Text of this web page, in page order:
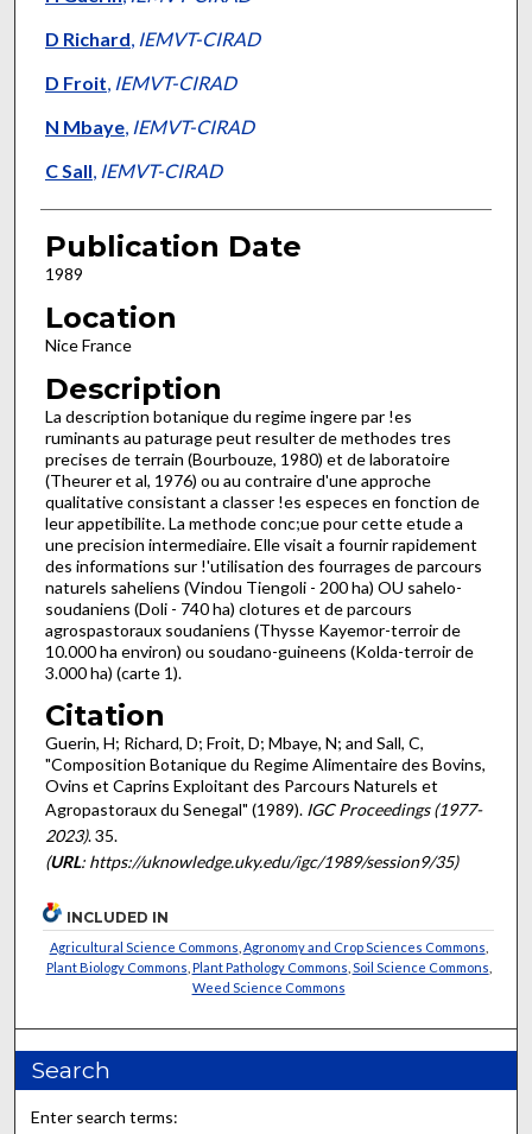
D Richard, IEMVT-CIRAD
D Froit, IEMVT-CIRAD
N Mbaye, IEMVT-CIRAD
C Sall, IEMVT-CIRAD
Publication Date
1989
Location
Nice France
Description
La description botanique du regime ingere par !es
ruminants au paturage peut resulter de methodes tres
precises de terrain (Bourbouze, 1980) et de laboratoire
(Theurer et al, 1976) ou au contraire d'une approche
qualitative consistant a classer !es especes en fonction de
leur appetibilite. La methode conc;ue pour cette etude a
une precision intermediaire. Elle visait a fournir rapidement
des informations sur !'utilisation des fourrages de parcours
naturels saheliens (Vindou Tiengoli - 200 ha) OU sahelo-
soudaniens (Doli - 740 ha) clotures et de parcours
agrospastoraux soudaniens (Thysse Kayemor-terroir de
10.000 ha environ) ou soudano-guineens (Kolda-terroir de
3.000 ha) (carte 1).
Citation
Guerin, H; Richard, D; Froit, D; Mbaye, N; and Sall, C,
"Composition Botanique du Regime Alimentaire des Bovins,
Ovins et Caprins Exploitant des Parcours Naturels et
Agropastoraux du Senegal" (1989). IGC Proceedings (1977-
2023). 35.
(URL: https://uknowledge.uky.edu/igc/1989/session9/35)
INCLUDED IN
Agricultural Science Commons Agronomy and Crop Sciences Commons
Plant Biology Commons Plant Pathology Commons Soil Science Commons
Weed Science Commons
Search
Enter search terms: